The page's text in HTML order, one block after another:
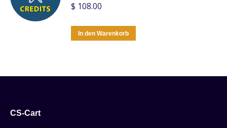
$ 108.00
In den Warenkorb
CS-Cart